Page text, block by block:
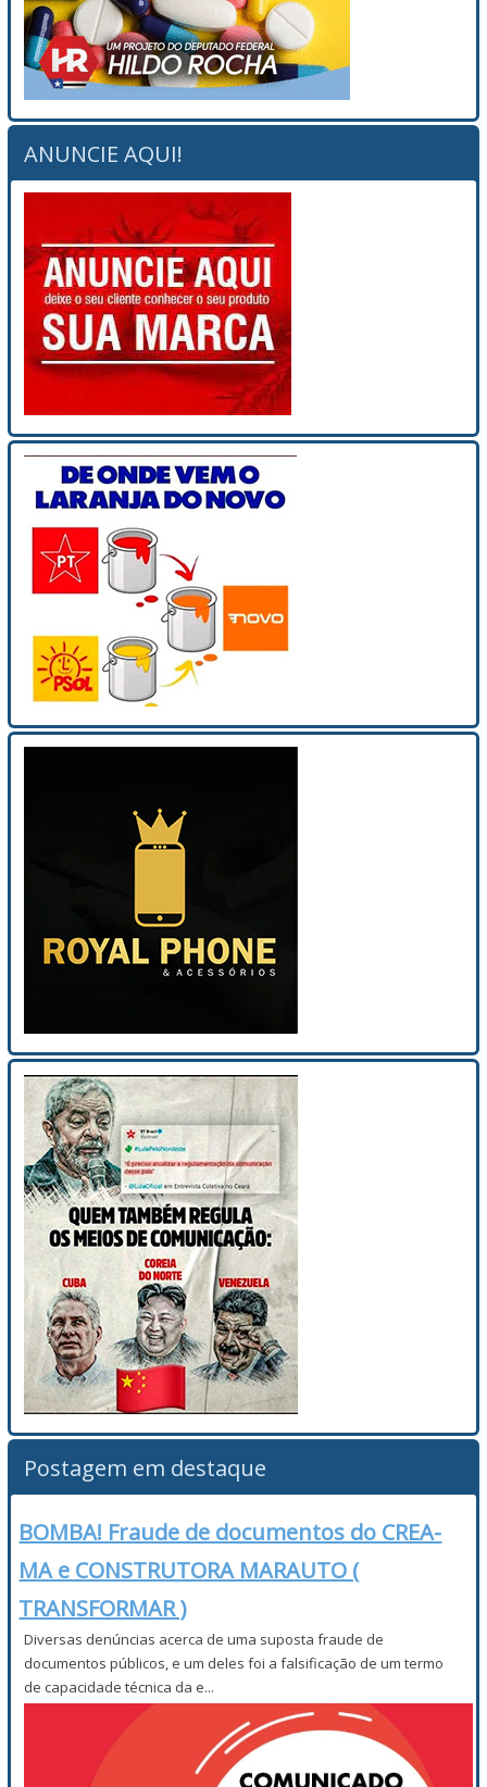
ANUNCIE AQUI!
Postagem em destaque
BOMBA! Fraude de documentos do CREA-
MA e CONSTRUTORA MARAUTO (
TRANSFORMAR )
Diversas denúncias acerca de uma suposta fraude de
documentos públicos, e um deles foi a falsificação de um termo
de capacidade técnica da e...